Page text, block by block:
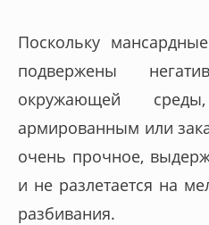
Поскольку
подвержены
окружающей
армированным или
очень прочное,
и не разлетается на
разбивания.